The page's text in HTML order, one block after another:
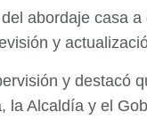
abordaje casa
y
y destacó
la Alcaldía y el